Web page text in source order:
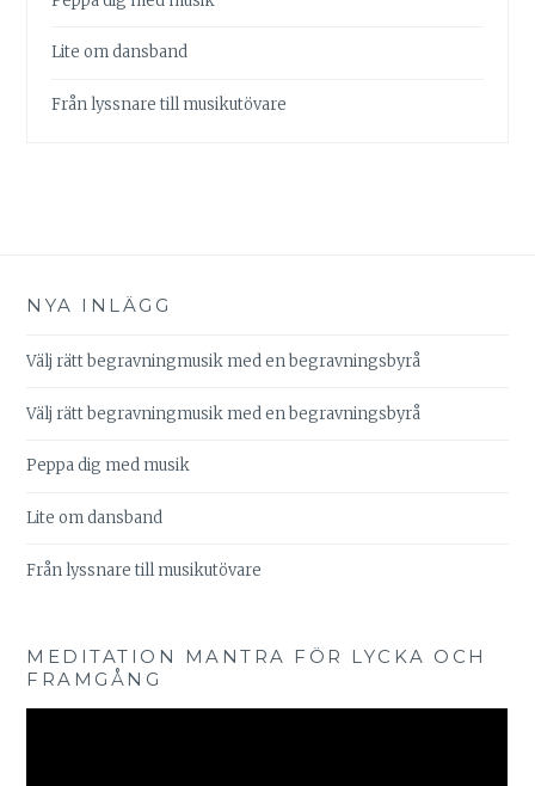
Lite om dansband
Från lyssnare till musikutövare
NYA INLÄGG
Välj rätt begravningmusik med en begravningsbyrå
Välj rätt begravningmusik med en begravningsbyrå
Peppa dig med musik
Lite om dansband
Från lyssnare till musikutövare
MEDITATION MANTRA FÖR LYCKA OCH
FRAMGÅNG